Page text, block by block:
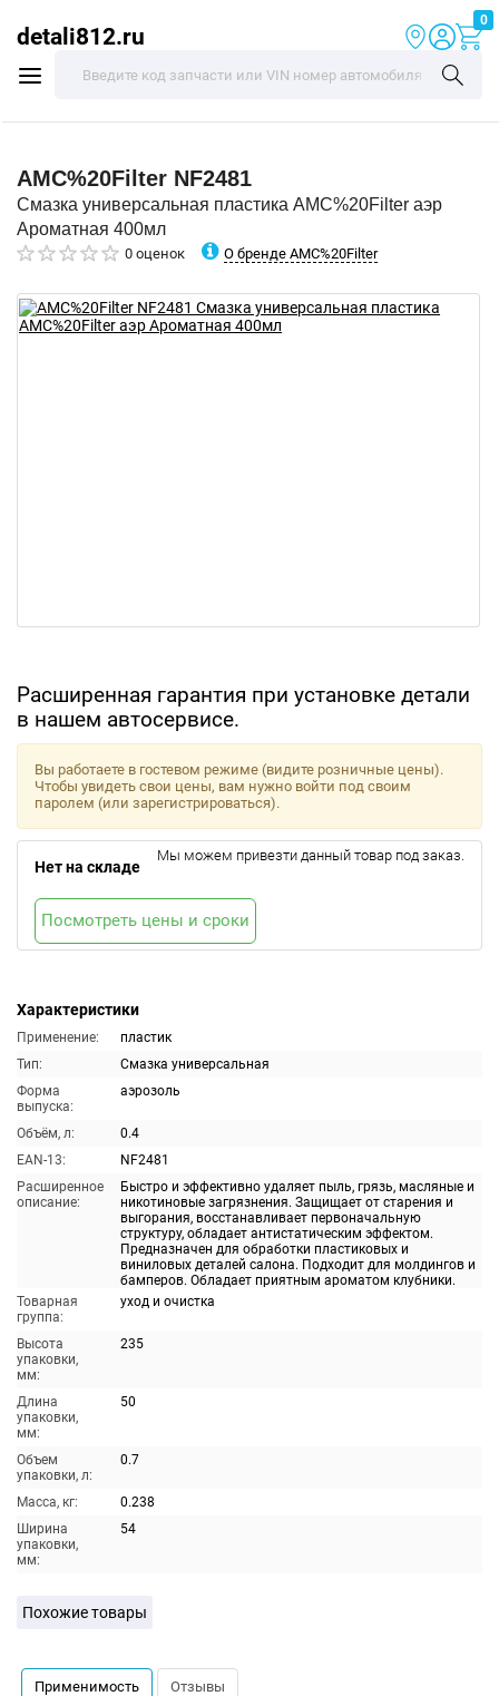
detali812.ru
0
AMC%20Filter NF2481
Смазка универсальная пластика AMC%20Filter аэр
Ароматная 400мл
0 оценок О бренде AMC%20Filter
Расширенная гарантия при установке детали
в нашем автосервисе.
Характеристики
Применение:
пластик
Тип:
Смазка универсальная
Форма
выпуска:
аэрозоль
Объём, л:
0.4
EAN-13:
NF2481
Расширенное
описание:
Быстро и эффективно удаляет пыль, грязь, масляные и
никотиновые загрязнения. Защищает от старения и
выгорания, восстанавливает первоначальную
структуру, обладает антистатическим эффектом.
Предназначен для обработки пластиковых и
виниловых деталей салона. Подходит для молдингов и
бамперов. Обладает приятным ароматом клубники.
Товарная
группа:
уход и очистка
Высота
упаковки,
мм:
235
Длина
упаковки,
мм:
50
Объем
упаковки, л:
0.7
Масса, кг:
0.238
Ширина
упаковки,
мм:
54
Вы работаете в гостевом режиме (видите розничные цены).
Чтобы увидеть свои цены, вам нужно войти под своим
паролем (или зарегистрироваться).
Нет на складе
Мы можем привезти данный товар под заказ.
Посмотреть цены и сроки
Похожие товары
Применимость Отзывы